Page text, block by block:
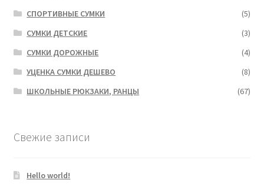
СПОРТИВНЫЕ СУМКИ
(5)
СУМКИ ДЕТСКИЕ
(3)
СУМКИ ДОРОЖНЫЕ
(4)
УЦЕНКА СУМКИ ДЕШЕВО
(8)
ШКОЛЬНЫЕ РЮКЗАКИ, РАНЦЫ
(67)
Свежие записи
Hello world!